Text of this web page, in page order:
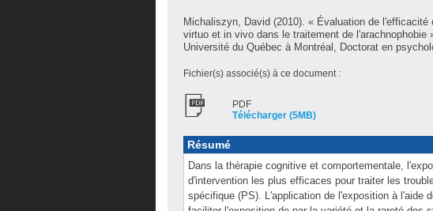
Michaliszyn, David (2010). « Évaluation de
virtuo et in vivo dans le traitement de l'arachnophobie
Université du Québec à Montréal, Doctorat en
Fichier(s) associé(s) à ce document :
PDF
Télécharger (5MB)
Résumé
Dans la thérapie cognitive et comportementale,
d'intervention les plus efficaces pour traiter les
spécifique (PS). L'application de l'exposition à l'aide